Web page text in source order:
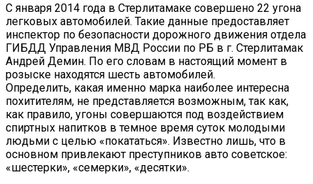
С января 2014 года в Стерлитамаке совершено 22 угона
легковых автомобилей. Такие данные предоставляет
инспектор по безопасности дорожного движения отдела
ГИБДД Управления МВД России по РБ в г. Стерлитамак
Андрей Демин. По его словам в настоящий момент в
розыске находятся шесть автомобилей.
Определить, какая именно марка наиболее интересна
похитителям, не представляется возможным, так как,
как правило, угоны совершаются под воздействием
спиртных напитков в темное время суток молодыми
людьми с целью «покататься». Известно лишь, что в
основном привлекают преступников авто советское:
«шестерки», «семерки», «десятки».